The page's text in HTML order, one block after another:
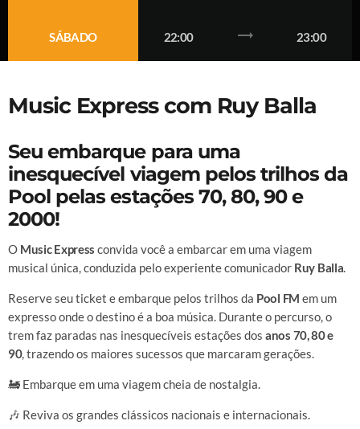
SÁBADO 22:00 trending_flat 23:00
Music Express com Ruy Balla
Seu embarque para uma
inesquecível viagem pelos trilhos da
Pool pelas estações 70, 80, 90 e
2000!
O Music Express convida você a embarcar em uma viagem
musical única, conduzida pelo experiente comunicador Ruy Balla.
Reserve seu ticket e embarque pelos trilhos da Pool FM em um
expresso onde o destino é a boa música. Durante o percurso, o
trem faz paradas nas inesquecíveis estações dos anos 70, 80 e
90, trazendo os maiores sucessos que marcaram gerações.
🚂 Embarque em uma viagem cheia de nostalgia.
🎶 Reviva os grandes clássicos nacionais e internacionais.